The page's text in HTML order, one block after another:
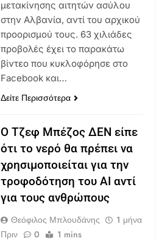
μετακίνησης αιτητών ασύλου
στην Αλβανία, αντί του αρχικού
προορισμού τους. 63 χιλιάδες
προβολές έχει το παρακάτω
βίντεο που κυκλοφόρησε στο
Facebook και…
Δείτε Περισσότερα
Ο Τζεφ Μπέζος ΔΕΝ είπε
ότι το νερό θα πρέπει να
χρησιμοποιείται για την
τροφοδότηση του ΑΙ αντί
για τους ανθρώπους
Θεόφιλος Μπλουδάνης
1 μήνα
Πριν
0 1 mins